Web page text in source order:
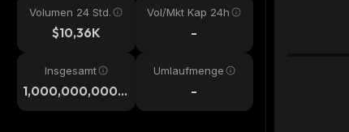
Volumen 24 Std.
$10,36K
Vol/Mkt Kap 24h
-
Insgesamt
1,000,000,000,
000
Umlaufmenge
-